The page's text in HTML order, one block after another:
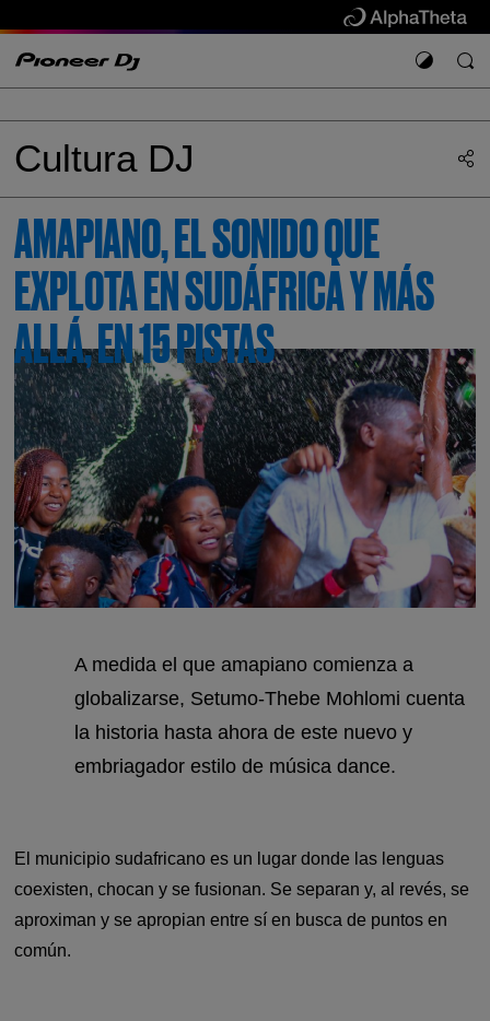
Cultura DJ
AMAPIANO, EL SONIDO QUE
EXPLOTA EN SUDÁFRICA Y MÁS
ALLÁ, EN 15 PISTAS
A medida el que amapiano comienza a
globalizarse, Setumo-Thebe Mohlomi cuenta
la historia hasta ahora de este nuevo y
embriagador estilo de música dance.
El municipio sudafricano es un lugar donde las lenguas
coexisten, chocan y se fusionan. Se separan y, al revés, se
aproximan y se apropian entre sí en busca de puntos en
común.